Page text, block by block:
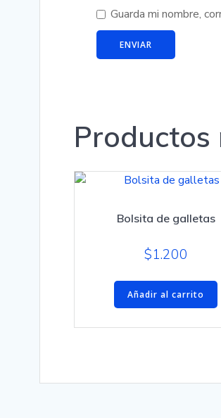
Guarda mi nombre,
Productos
Bolsita de galletas
$1.200
Añadir al carrito